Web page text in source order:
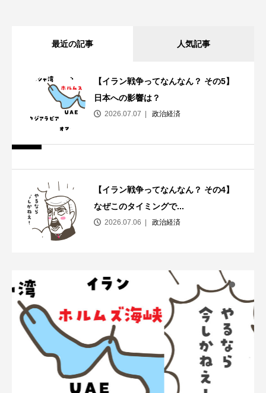
最近の記事 人気記事
【イラン戦争ってなんなん？ その5】
日本への影響は？
2026.07.07 政治経済
【イラン戦争ってなんなん？ その4】
なぜこのタイミングで...
2026.07.06 政治経済